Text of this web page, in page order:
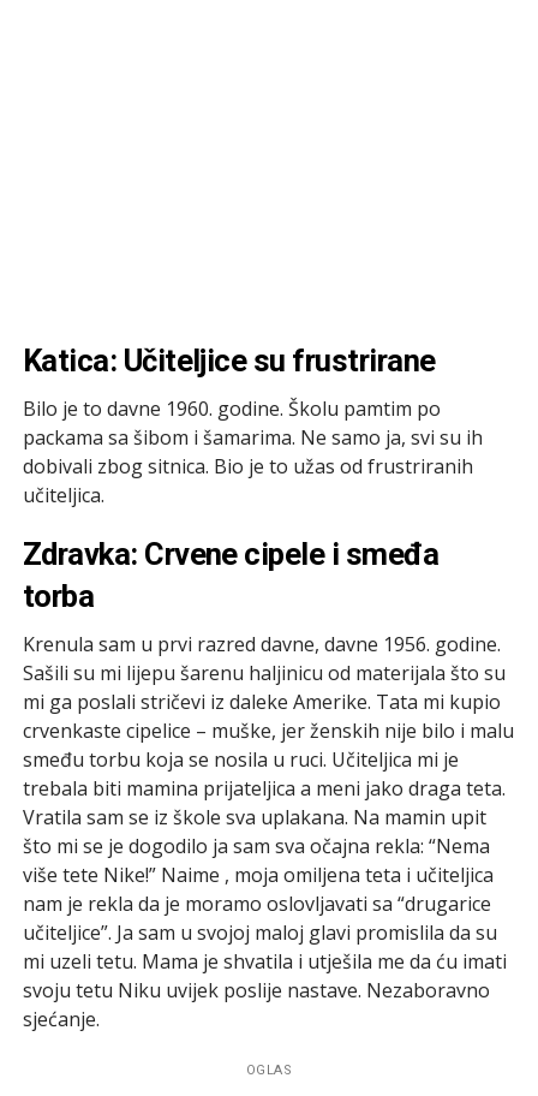
Katica: Učiteljice su frustrirane
Bilo je to davne 1960. godine. Školu pamtim po
packama sa šibom i šamarima. Ne samo ja, svi su ih
dobivali zbog sitnica. Bio je to užas od frustriranih
učiteljica.
Zdravka: Crvene cipele i smeđa
torba
Krenula sam u prvi razred davne, davne 1956. godine.
Sašili su mi lijepu šarenu haljinicu od materijala što su
mi ga poslali stričevi iz daleke Amerike. Tata mi kupio
crvenkaste cipelice – muške, jer ženskih nije bilo i malu
smeđu torbu koja se nosila u ruci. Učiteljica mi je
trebala biti mamina prijateljica a meni jako draga teta.
Vratila sam se iz škole sva uplakana. Na mamin upit
što mi se je dogodilo ja sam sva očajna rekla: “Nema
više tete Nike!” Naime , moja omiljena teta i učiteljica
nam je rekla da je moramo oslovljavati sa “drugarice
učiteljice”. Ja sam u svojoj maloj glavi promislila da su
mi uzeli tetu. Mama je shvatila i utješila me da ću imati
svoju tetu Niku uvijek poslije nastave. Nezaboravno
sjećanje.
OGLAS